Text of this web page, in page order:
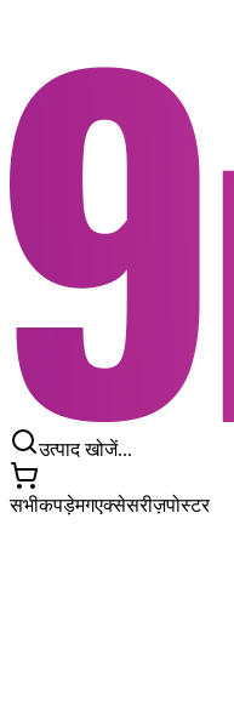
उत्पाद खोजें...
सभीकपड़ेमगएक्सेसरीज़पोस्टर